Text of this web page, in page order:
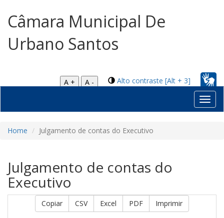
Câmara Municipal De
Urbano Santos
Alto contraste [Alt + 3]
A +
A -
Home Julgamento de contas do Executivo
Julgamento de contas do
Executivo
Copiar CSV Excel PDF Imprimir